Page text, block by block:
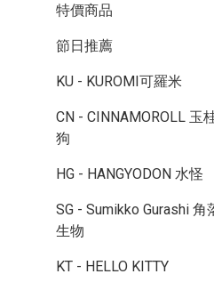
特價商品
節日推薦
KU - KUROMI可羅米
CN - CINNAMOROLL 玉
狗
HG - HANGYODON 水怪
SG - Sumikko Gurashi 角
生物
KT - HELLO KITTY